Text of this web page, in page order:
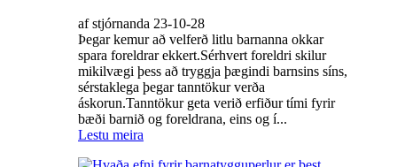
af stjórnanda 23-10-28
Þegar kemur að velferð litlu barnanna okkar
spara foreldrar ekkert.Sérhvert foreldri skilur
mikilvægi þess að tryggja þægindi barnsins síns,
sérstaklega þegar tanntökur verða
áskorun.Tanntökur geta verið erfiður tími fyrir
bæði barnið og foreldrana, eins og í...
Lestu meira